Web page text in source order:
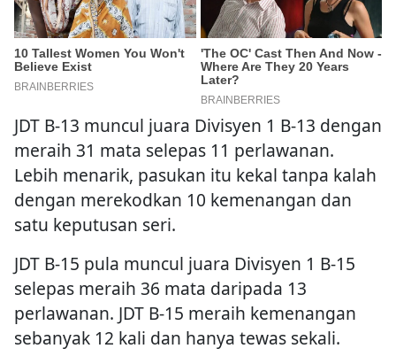
JDT B-13 muncul juara Divisyen 1 B-13 dengan
meraih 31 mata selepas 11 perlawanan.
Lebih menarik, pasukan itu kekal tanpa kalah
dengan merekodkan 10 kemenangan dan
satu keputusan seri.
JDT B-15 pula muncul juara Divisyen 1 B-15
selepas meraih 36 mata daripada 13
perlawanan. JDT B-15 meraih kemenangan
sebanyak 12 kali dan hanya tewas sekali.